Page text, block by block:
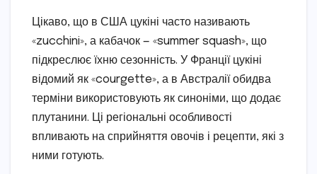
Цікаво, що в США цукіні часто називають
«zucchini», а кабачок — «summer squash», що
підкреслює їхню сезонність. У Франції цукіні
відомий як «courgette», а в Австралії обидва
терміни використовують як синоніми, що додає
плутанини. Ці регіональні особливості
впливають на сприйняття овочів і рецепти, які з
ними готують.